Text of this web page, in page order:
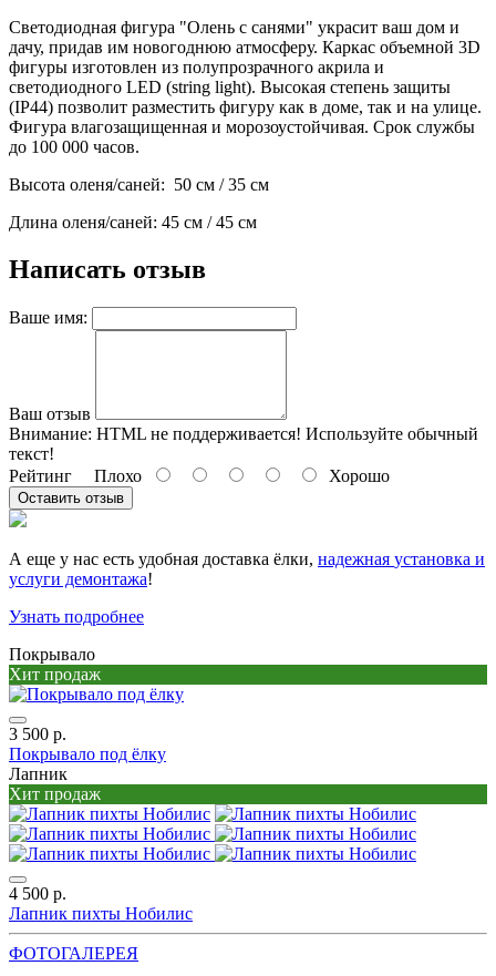
Светодиодная фигура "Олень с санями" украсит ваш дом и
дачу, придав им новогоднюю атмосферу. Каркас объемной 3D
фигуры изготовлен из полупрозрачного акрила и
светодиодного LED (string light). Высокая степень защиты
(IP44) позволит разместить фигуру как в доме, так и на улице.
Фигура влагозащищенная и морозоустойчивая. Срок службы
до 100 000 часов.
Высота оленя/саней: 50 см / 35 см
Длина оленя/саней: 45 см / 45 см
Написать отзыв
Ваше имя:
Ваш отзыв
Внимание: HTML не поддерживается! Используйте обычный
текст!
Рейтинг Плохо Хорошо
Оставить отзыв
А еще у нас есть удобная доставка ёлки, надежная установка и
услуги демонтажа!
Узнать подробнее
Покрывало
Хит продаж
3 500 р.
Покрывало под ёлку
Лапник
Хит продаж
4 500 р.
Лапник пихты Нобилис
ФОТОГАЛЕРЕЯ